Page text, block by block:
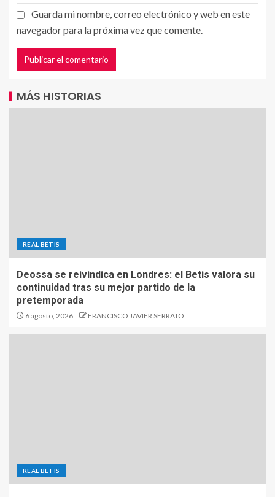
Guarda mi nombre, correo electrónico y web en este
navegador para la próxima vez que comente.
MÁS HISTORIAS
REAL BETIS
Deossa se reivindica en Londres: el Betis valora su
continuidad tras su mejor partido de la
pretemporada
6 agosto, 2026 FRANCISCO JAVIER SERRATO
REAL BETIS